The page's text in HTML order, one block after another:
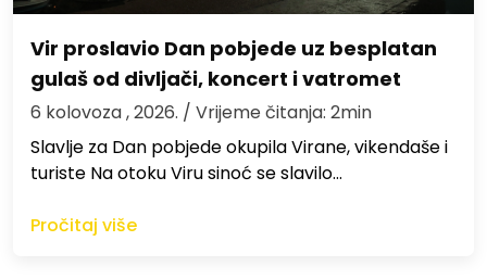
Vir proslavio Dan pobjede uz besplatan
gulaš od divljači, koncert i vatromet
6 kolovoza , 2026. / Vrijeme čitanja: 2min
Slavlje za Dan pobjede okupila Virane, vikendaše i
turiste Na otoku Viru sinoć se slavilo…
Pročitaj više